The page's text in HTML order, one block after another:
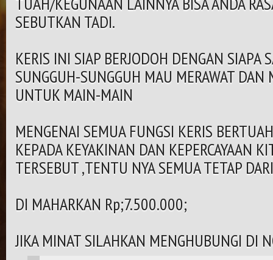
SEBUTKAN TADI.
KERIS INI SIAP BERJODOH DENGAN SIAPA
SUNGGUH-SUNGGUH MAU MERAWAT DAN
UNTUK MAIN-MAIN
MENGENAI SEMUA FUNGSI KERIS
KEPADA KEYAKINAN DAN KEPERCAYAAN
TERSEBUT ,TENTU NYA SEMUA TETAP
DI MAHARKAN Rp;7.500.000;
JIKA MINAT SILAHKAN MENGHUBUNGI